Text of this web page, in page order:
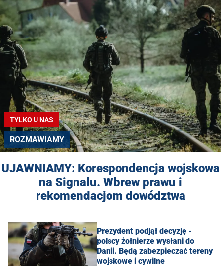
TYLKO U NAS
ROZMAWIAMY
UJAWNIAMY: Korespondencja wojskowa
na Signalu. Wbrew prawu i
rekomendacjom dowództwa
Prezydent podjął decyzję -
polscy żołnierze wysłani do
Danii. Będą zabezpieczać tereny
wojskowe i cywilne